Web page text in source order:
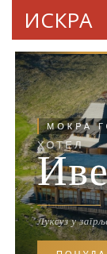
ИСКРА